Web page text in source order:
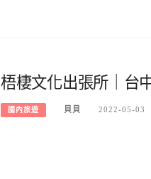
梧棲文化出張所｜台
國內旅遊 貝貝 2022-05-03